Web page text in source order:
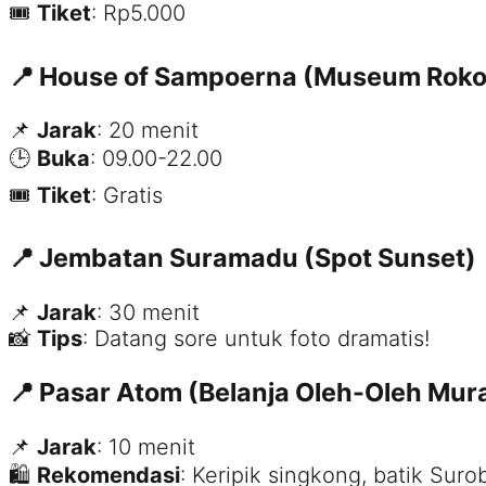
🎟 Tiket: Rp5.000
📍 House of Sampoerna (Museum
📌 Jarak: 20 menit
🕒 Buka: 09.00-22.00
🎟 Tiket: Gratis
📍 Jembatan Suramadu (Spot Sunset)
📌 Jarak: 30 menit
📸 Tips: Datang sore untuk foto dramatis!
📍 Pasar Atom (Belanja Oleh-Oleh
📌 Jarak: 10 menit
🛍 Rekomendasi: Keripik singkong, batik